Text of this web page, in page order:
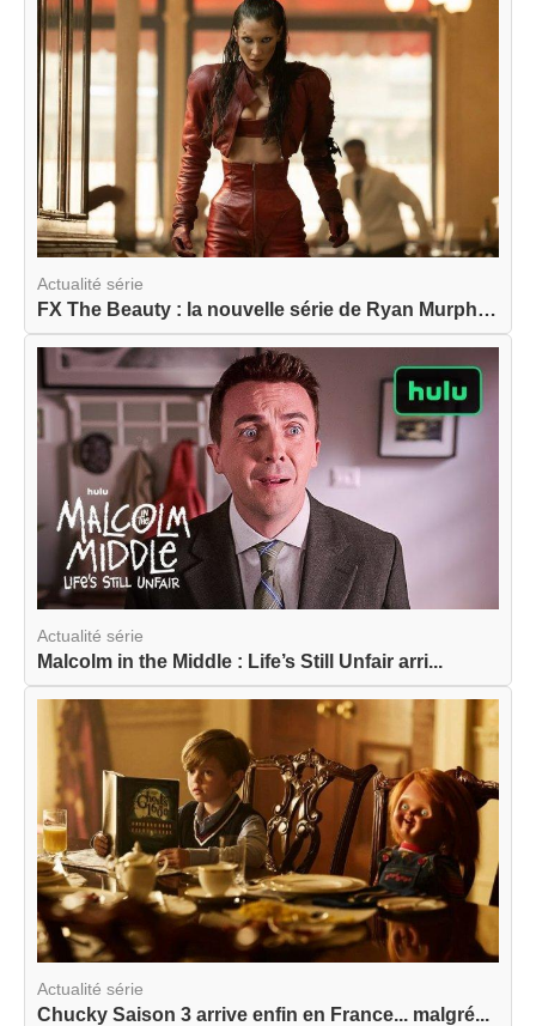
Actualité série
FX The Beauty : la nouvelle série de Ryan Murphy...
Actualité série
Malcolm in the Middle : Life’s Still Unfair arri...
Actualité série
Chucky Saison 3 arrive enfin en France... malgré...